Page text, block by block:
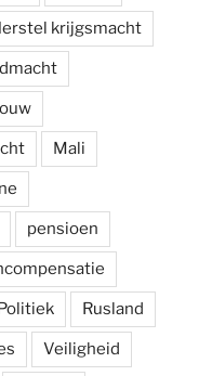
krijgsmacht
Mali
pensioen
Rusland
Veiligheid